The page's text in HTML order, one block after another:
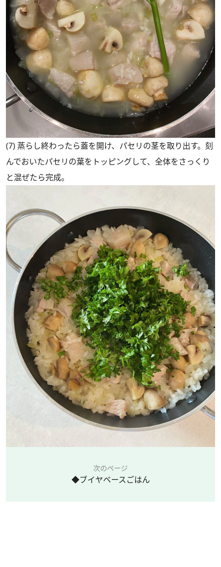
(7) 蒸らし終わったら蓋を開け、パセリの茎を取り出す。刻
んでおいたパセリの葉をトッピングして、全体をさっくり
と混ぜたら完成。
次のページ
◆ブイヤベースごはん